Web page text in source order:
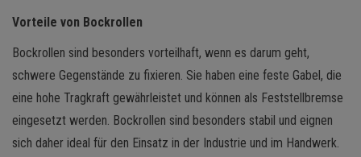
Vorteile von Bockrollen
Bockrollen sind besonders vorteilhaft, wenn es darum geht,
schwere Gegenstände zu fixieren. Sie haben eine feste Gabel, die
eine hohe Tragkraft gewährleistet und können als Feststellbremse
eingesetzt werden. Bockrollen sind besonders stabil und eignen
sich daher ideal für den Einsatz in der Industrie und im Handwerk.